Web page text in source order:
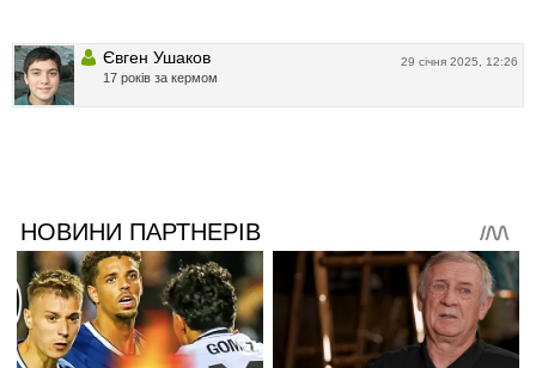
29 січня 2025, 12:26
Євген Ушаков
17 років за кермом